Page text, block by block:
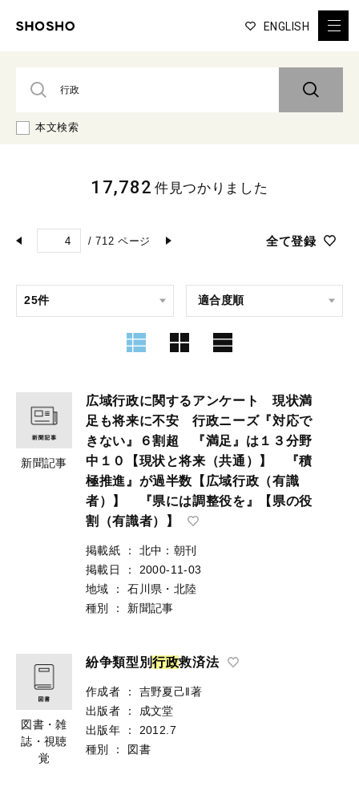
ENGLISH
本文検索
/ 712 ページ 全て登録
17,782 件見つかりました
新聞記事
広域行政に関するアンケート 現状満
足も将来に不安 行政ニーズ『対応で
きない』６割超 『満足』は１３分野
中１０【現状と将来（共通）】 『積
極推進』が過半数【広域行政（有識
者）】 『県には調整役を』【県の役
割（有識者）】
掲載紙 ：
北中：朝刊
掲載日
：
2000-11-03
地域
：
石川県・北陸
種別
： 新聞記事
図書・雑
誌・視聴
覚
紛争類型別行政救済法
作成者 ：
吉野夏己‖著
出版者
：
成文堂
出版年
：
2012.7
種別
： 図書